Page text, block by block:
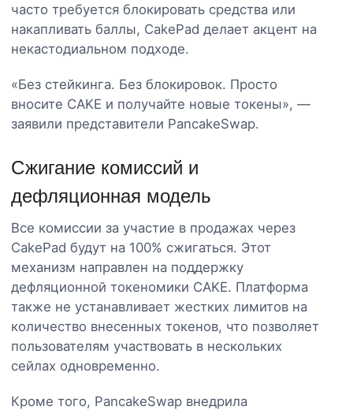
часто требуется блокировать средства или
накапливать баллы, CakePad делает акцент на
некастодиальном подходе.
«Без стейкинга. Без блокировок. Просто
вносите CAKE и получайте новые токены», —
заявили представители PancakeSwap.
Сжигание комиссий и
дефляционная модель
Все комиссии за участие в продажах через
CakePad будут на 100% сжигаться. Этот
механизм направлен на поддержку
дефляционной токеномики CAKE. Платформа
также не устанавливает жестких лимитов на
количество внесенных токенов, что позволяет
пользователям участвовать в нескольких
сейлах одновременно.
Кроме того, PancakeSwap внедрила